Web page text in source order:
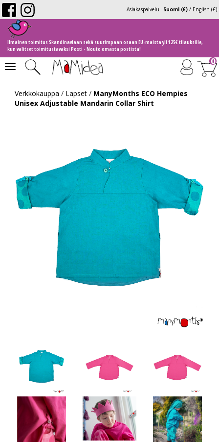
Suomi (€) / English (€)
Asiakaspalvelu
Ilmainen toimitus Skandinaviaan sekä suurimpaan osaan EU-maista yli 125€ tilauksille,
kun valitset toimitustavaksi Posti - Nouto omasta postista!
Toggle
navigation
0
Verkkokauppa / Lapset / ManyMonths ECO Hempies
Unisex Adjustable Mandarin Collar Shirt